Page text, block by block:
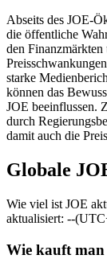
Abseits des JOE-
die öffentliche
den
starke
können das
JOE beeinflussen.
durch
damit auch die
Globale
Wie viel ist JOE
aktualisiert: --
Wie kauft